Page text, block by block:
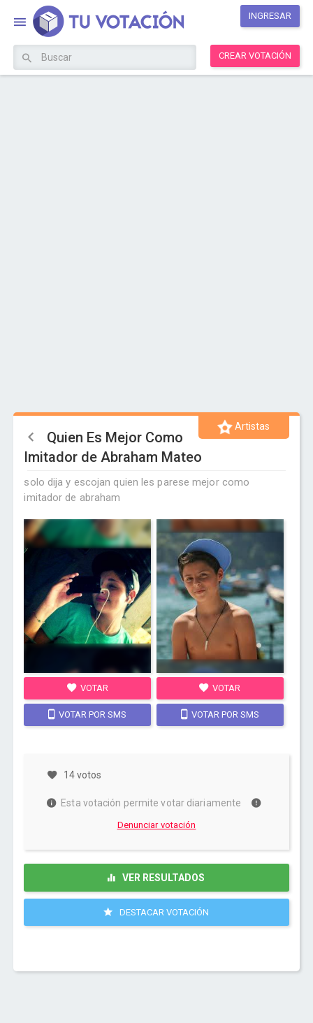
INGRESAR
CREAR VOTACIÓN
Artistas
Quien Es Mejor Como
Imitador de Abraham Mateo
solo dija y escojan quien les parese mejor como
imitador de abraham
VOTAR
VOTAR POR SMS
VOTAR
VOTAR POR SMS
14 votos
Esta votación permite votar diariamente
Denunciar votación
VER RESULTADOS
DESTACAR VOTACIÓN